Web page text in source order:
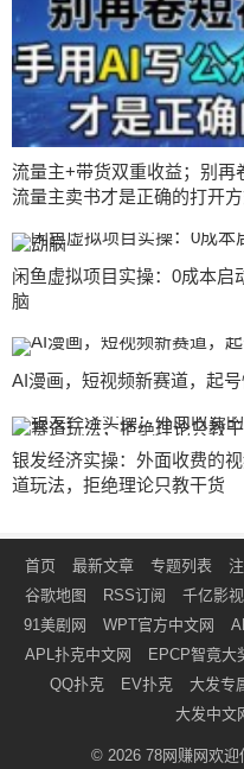
流量主+带货双重收益；别再
流量主卖书才是正确的打开
闲鱼虚拟项目实操：0成本启
脑
AI漫画，短视频新赛道，起
银发经济实操：外面收费的
道玩法，拒绝理论只教干货
首页 最新文章 专题列表
谷歌地图
RSS订阅 千亿影视
91美剧网
WPT官方中文网
APL扑克中文网
EPCP智竟大
QQ扑克
EV扑克 大发专
大发中文
© 2026 78网赚网欢迎